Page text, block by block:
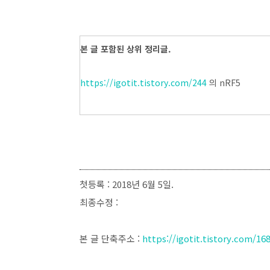
본 글 포함된 상위 정리글.
https://igotit.tistory.com/244 의 nRF5
첫등록 : 2018년 6월 5일.
최종수정 :
본 글 단축주소 : https://igotit.tistory.com/